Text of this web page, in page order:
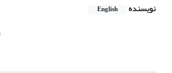
نویسنده English